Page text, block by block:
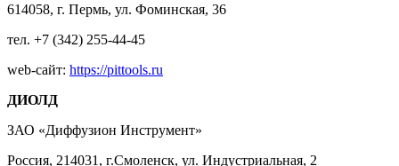
614058, г. Пермь, ул. Фоминская, 36
тел. +7 (342) 255-44-45
web-сайт: https://pittools.ru
ДИОЛД
ЗАО «Диффузион Инструмент»
Россия, 214031, г.Смоленск, ул. Индустриальная, 2